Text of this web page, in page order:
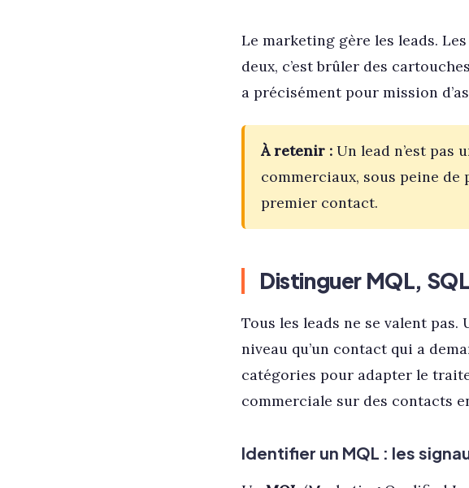
Le marketing gère les leads.
deux, c’est brûler des
a précisément pour mission
À retenir : Un lead n’est pas
commerciaux, sous peine
premier contact.
Distinguer MQL,
Tous les leads ne se valent pas.
niveau qu’un contact qui a
catégories pour adapter le
commerciale sur des contacts
Identifier un MQL : les